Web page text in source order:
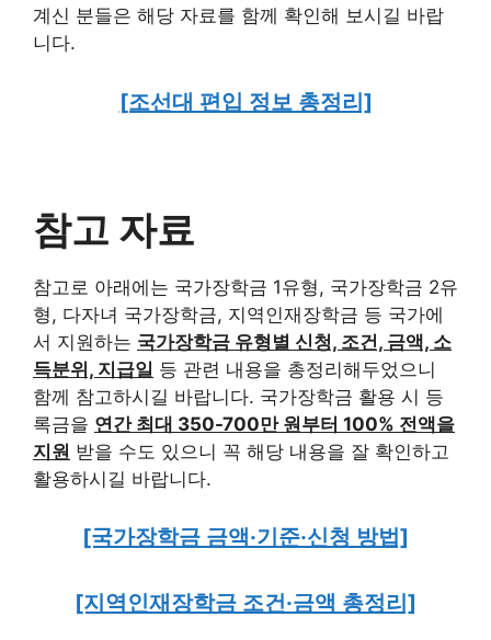
계신 분들은 해당 자료를 함께 확인해 보시길 바랍
니다.
[조선대 편입 정보 총정리]
참고 자료
참고로 아래에는 국가장학금 1유형, 국가장학금 2유
형, 다자녀 국가장학금, 지역인재장학금 등 국가에
서 지원하는 국가장학금 유형별 신청, 조건, 금액, 소
득분위, 지급일 등 관련 내용을 총정리해두었으니
함께 참고하시길 바랍니다. 국가장학금 활용 시 등
록금을 연간 최대 350-700만 원부터 100% 전액을
지원 받을 수도 있으니 꼭 해당 내용을 잘 확인하고
활용하시길 바랍니다.
[국가장학금 금액·기준·신청 방법]
[지역인재장학금 조건·금액 총정리]